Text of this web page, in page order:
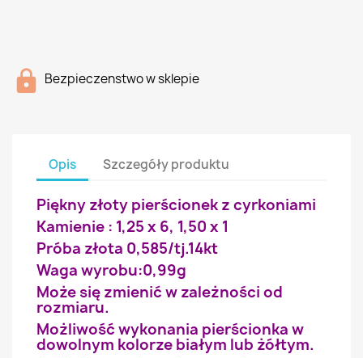
Bezpieczenstwo w sklepie
Opis Szczegóły produktu
Piękny złoty pierścionek z cyrkoniami
Kamienie : 1,25 x 6, 1,50 x 1
Próba złota 0,585/tj.14kt
Waga wyrobu:0,99g
Może się zmienić w zależności od
rozmiaru.
Możliwość wykonania pierścionka w
dowolnym kolorze białym lub żółtym.